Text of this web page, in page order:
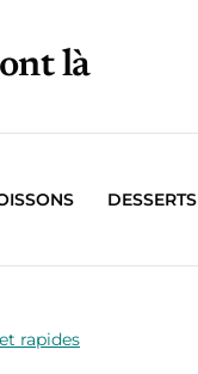
là
DESSERTS
rapides